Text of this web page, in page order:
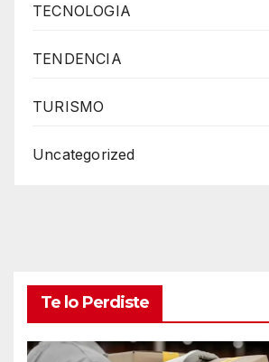
TECNOLOGIA
TENDENCIA
TURISMO
Uncategorized
Te lo Perdiste